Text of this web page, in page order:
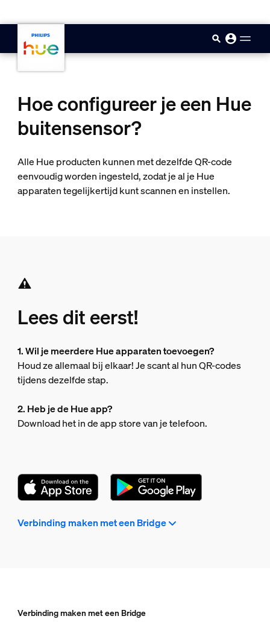
Hoe configureer je een Hue
buitensensor?
Alle Hue producten kunnen met dezelfde QR-code
eenvoudig worden ingesteld, zodat je al je Hue
apparaten tegelijkertijd kunt scannen en instellen.
Lees dit eerst!
1. Wil je meerdere Hue apparaten toevoegen?
Houd ze allemaal bij elkaar! Je scant al hun QR-codes
tijdens dezelfde stap.
2. Heb je de Hue app?
Download het in de app store van je telefoon.
Verbinding maken met een Bridge
Verbinding maken met een Bridge